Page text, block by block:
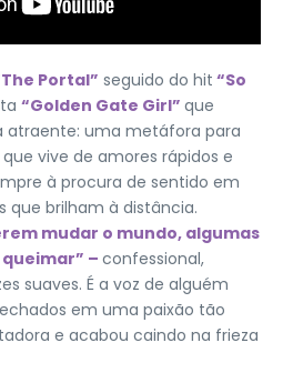
Portal” seguido do hit “So
“Golden Gate Girl” que
atraente: uma metáfora para
vive de amores rápidos e
à procura de sentido em
que brilham à distância.
mudar o mundo, algumas
– confessional,
suaves. É a voz de alguém
em uma paixão tão
e acabou caindo na frieza